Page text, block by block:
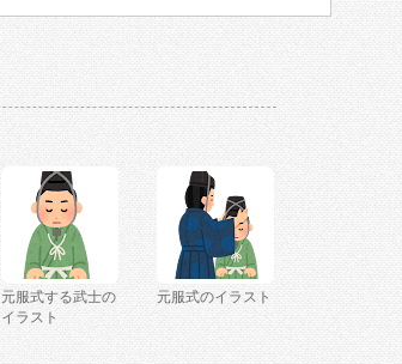
元服式する武士の
イラスト
元服式のイラスト